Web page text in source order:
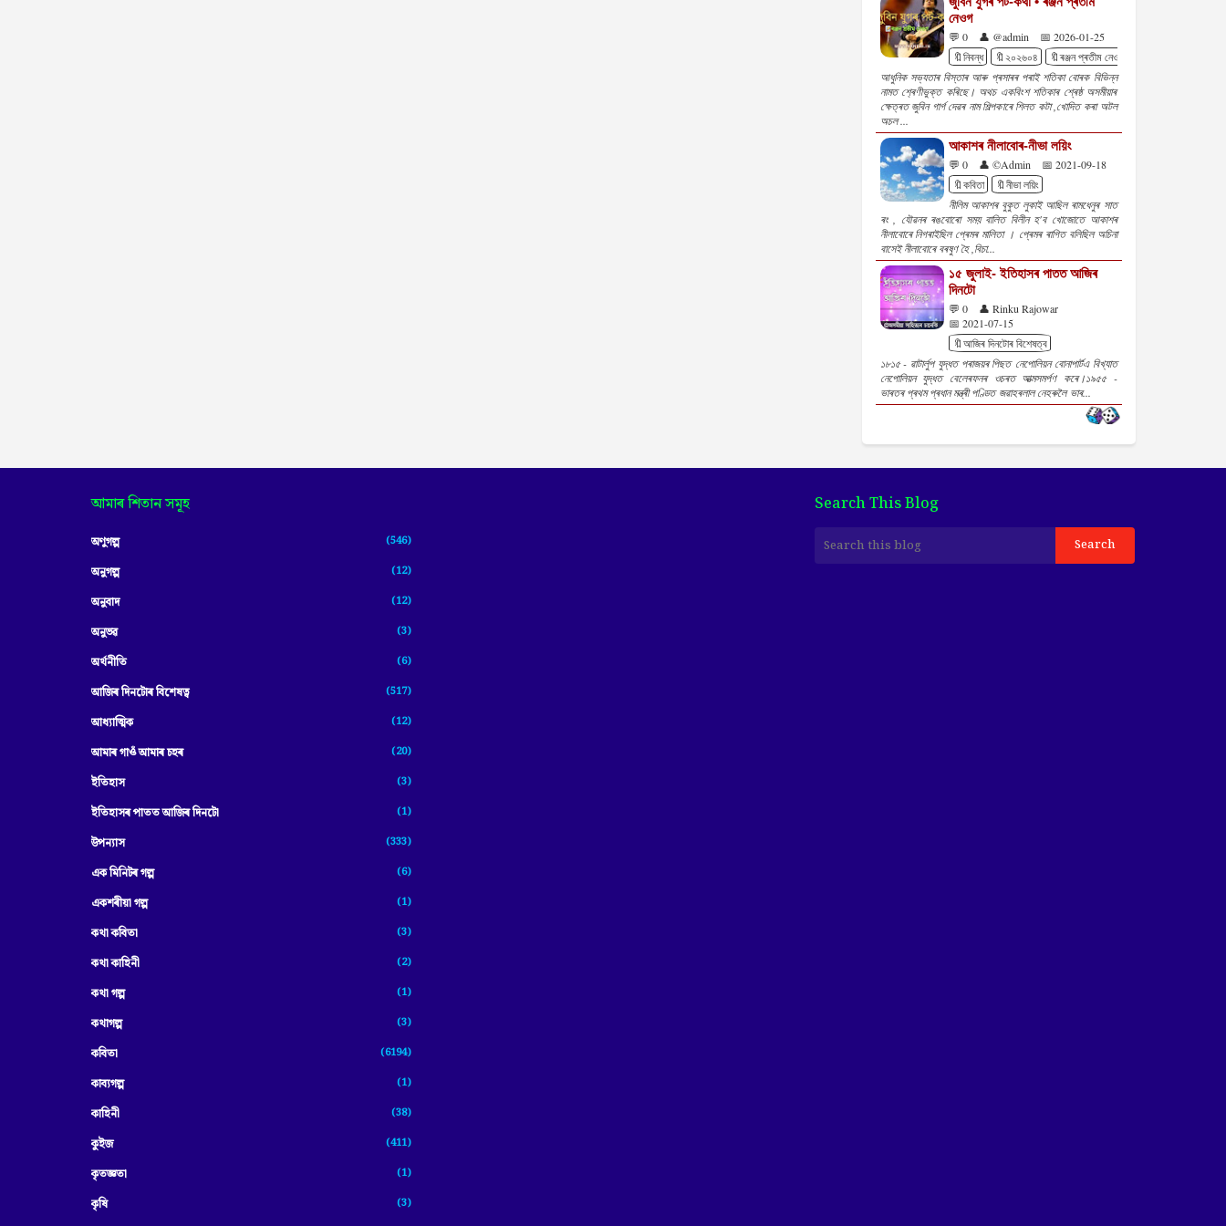
নেওগ
💬 0 👤 @admin
📅 2026-01-25
🔖নিবন্ধ
🔖২০২৬০৪
🔖ৰঞ্জন প্ৰতীম নেওগ
আধুনিক সভ্যতাৰ বিস্তাৰ আৰু প্ৰসাৰৰ পৰাই শতিকা বোৰক বিভিন্ন
নামত শ‌্ৰেণীভুক্ত কৰিছে। অথচ একবিংশ শতিকাৰ শ্ৰেষ্ঠ অসমীয়াৰ
ক্ষেত্ৰত জুবিন গাৰ্গ দেৱৰ নাম শিল্পকাৰে শিলত কটা ,খোদিত কৰা অটল
অচল ...
আকাশৰ নীলাবোৰ-নীভা লয়িং
💬 0 👤 ©Admin
📅 2021-09-18
🔖কবিতা
🔖নীভা লয়িং
নীলিম আকাশৰ বুকুত লুকাই আছিল ৰামধেনুৰ সাত
ৰং , যৌৱনৰ ৰঙবোৰো সময় বালিত বিলীন হ'ব খোজোতে আকাশৰ
নীলাবোৰে নিগৰাইছিল প্ৰেমৰ মালিতা । প্ৰেমৰ ৰাগিত বলিছিল অচিনা
বাসেই নীলাবোৰে বৰষুণ হৈ ,বিচা...
১৫ জুলাই- ইতিহাসৰ পাতত আজিৰ
দিনটো
💬 0
👤 Rinku Rajowar
📅 2021-07-15
🔖আজিৰ দিনটোৰ বিশেষত্ব
১৮১৫ - ৱাটাৰ্লুপ যুদ্ধত পৰাজয়ৰ পিছত নেপোলিয়ন বোনাপাৰ্টএ বিখ্যাত
নেপোলিয়ন যুদ্ধত বেলেৰফনৰ ওচৰত আত্মসমৰ্পণ কৰে।১৯৫৫ -
ভাৰতৰ প্ৰথম প্ৰধান মন্ত্ৰী পণ্ডিত জৱাহৰলাল নেহৰুলৈ ভাৰ...
আমাৰ শিতান সমূহ
অণুগল্প (546)
অনুগল্প (12)
অনুবাদ (12)
অনুভৱ (3)
অৰ্থনীতি (6)
আজিৰ দিনটোৰ বিশেষত্ব (517)
আধ্যাত্মিক (12)
আমাৰ গাওঁ আমাৰ চহৰ (20)
ইতিহাস (3)
ইতিহাসৰ পাতত আজিৰ দিনটো (1)
উপন্যাস (333)
এক মিনিটৰ গল্প (6)
একশৰীয়া গল্প (1)
কথা কবিতা (3)
কথা কাহিনী (2)
কথা গল্প (1)
কথাগল্প (3)
কবিতা (6194)
কাব্যগল্প (1)
কাহিনী (38)
কুইজ (411)
কৃতজ্ঞতা (1)
কৃষি
(3)
Search This Blog